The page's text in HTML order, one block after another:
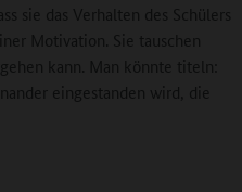
sie das Verhalten des Schülers
Motivation. Sie tauschen
kann. Man könnte titeln:
eingestanden wird, die